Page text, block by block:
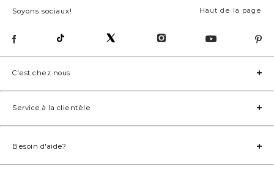
Haut de la page
Soyons sociaux!
C'est chez nous
Service à la clientèle
Besoin d'aide?